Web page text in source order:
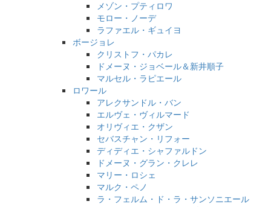
メゾン・プティロワ
モロー・ノーデ
ラファエル・ギュイヨ
ボージョレ
クリストフ・パカレ
ドメーヌ・ジョベール＆新井順子
マルセル・ラピエール
ロワール
アレクサンドル・バン
エルヴェ・ヴィルマード
オリヴィエ・クザン
セバスチャン・リフォー
ディディエ・シャファルドン
ドメーヌ・グラン・クレレ
マリー・ロシェ
マルク・ペノ
ラ・フェルム・ド・ラ・サンソニエール